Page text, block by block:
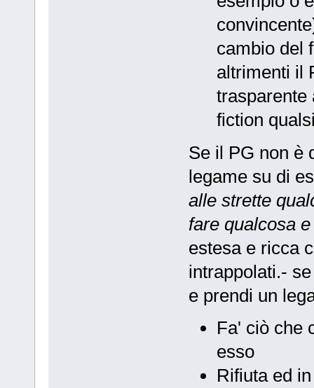
cambio del
altrimenti il
trasparente
fiction
Se il PG non è
legame su di
alle strette
fare qualcosa
estesa e ricca
intrappolati.-
e prendi un
Fa' ciò che
esso
Rifiuta ed